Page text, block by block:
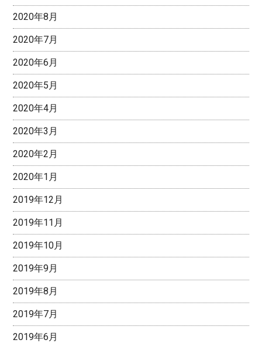
2020年8月
2020年7月
2020年6月
2020年5月
2020年4月
2020年3月
2020年2月
2020年1月
2019年12月
2019年11月
2019年10月
2019年9月
2019年8月
2019年7月
2019年6月